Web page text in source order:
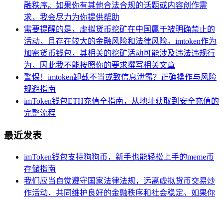
融秩序。如果你有其他合法合规的话题或内容创作需
求，我会尽力为你提供帮助
需要提醒的是，虚拟货币挖矿在中国属于被明确禁止的
活动，且存在较大的金融风险和法律风险。imtoken作为
加密货币钱包，其相关的挖矿活动可能涉及违法违规行
为，因此我不能按照你的要求撰写相关文章
警惕！imtoken卸载不当或致信息泄露？正确操作与风险
规避指南
imToken钱包ETH充值全指南，从地址获取到安全充值的
完整流程
最近发表
imToken钱包支持狗狗币，新手也能轻松上手的meme币
存储指南
我们应当自觉遵守国家法律法规，远离虚拟货币交易炒
作活动，共同维护良好的金融秩序和社会稳定。如果你